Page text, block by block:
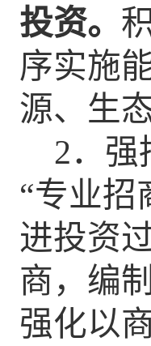
投资。
序实施
源、生
2．强
“专业招
进投资
商， 编
强化以